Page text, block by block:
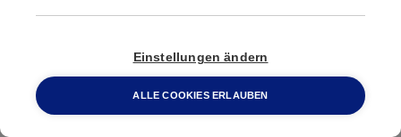
PLZ
0800 2 33 04 00
Einstellungen ändern
ALLE COOKIES ERLAUBEN